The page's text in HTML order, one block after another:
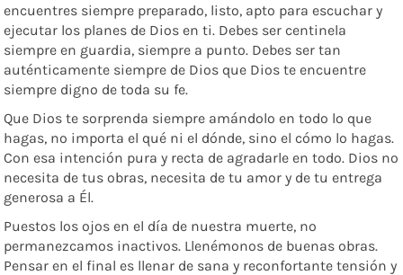
encuentres siempre preparado, listo, apto para escuchar y
ejecutar los planes de Dios en ti. Debes ser centinela
siempre en guardia, siempre a punto. Debes ser tan
auténticamente siempre de Dios que Dios te encuentre
siempre digno de toda su fe.
Que Dios te sorprenda siempre amándolo en todo lo que
hagas, no importa el qué ni el dónde, sino el cómo lo hagas.
Con esa intención pura y recta de agradarle en todo. Dios no
necesita de tus obras, necesita de tu amor y de tu entrega
generosa a Él.
Puestos los ojos en el día de nuestra muerte, no
permanezcamos inactivos. Llenémonos de buenas obras.
Pensar en el final es llenar de sana y reconfortante tensión y